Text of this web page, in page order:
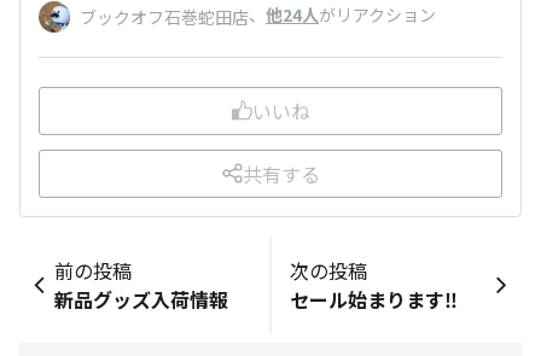
ブックオフ石巻蛇田店、 他24人がリアクション
いいね
共有する
前の投稿
新品グッズ入荷情報
次の投稿
セール始まります‼️